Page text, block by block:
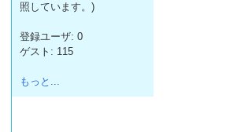
照しています。)
登録ユーザ: 0
ゲスト: 115
もっと...